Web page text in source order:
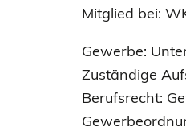
Mitglied bei:
Gewerbe:
Zuständige
Berufsrecht: